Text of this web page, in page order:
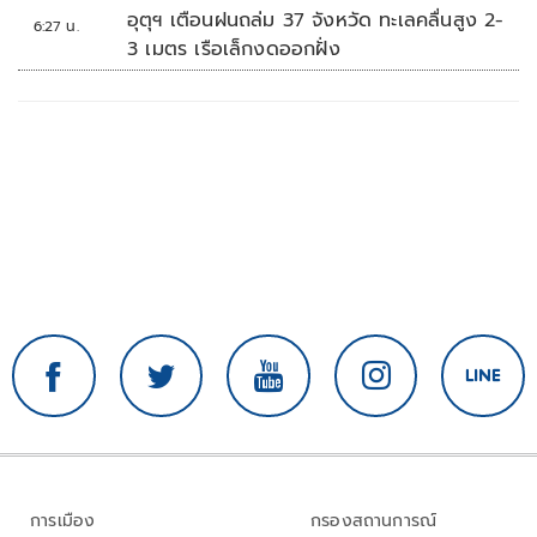
6:27 น.
อุตุฯ เตือนฝนถล่ม 37 จังหวัด ทะเลคลื่นสูง 2-
3 เมตร เรือเล็กงดออกฝั่ง
การเมือง กรองสถานการณ์